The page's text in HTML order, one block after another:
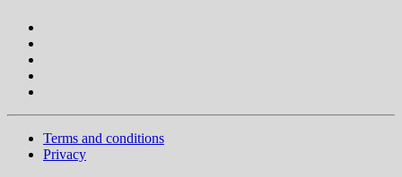
Terms and conditions
Privacy